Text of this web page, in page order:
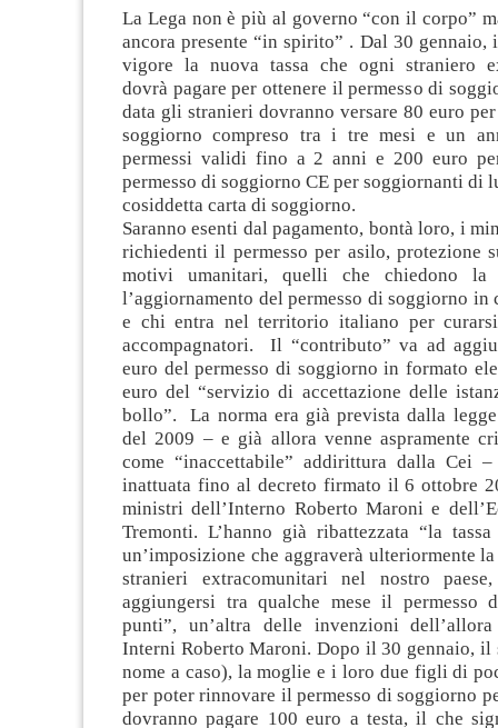
La Lega non è più al governo “con il corpo”
ancora presente “in spirito” . Dal 30 gennaio,
vigore la nuova tassa che ogni straniero
dovrà pagare per ottenere il permesso di
data gli stranieri dovranno versare 80 euro
soggiorno compreso tra i tre mesi e un
permessi validi fino a 2 anni e 200 euro
permesso di soggiorno CE per soggiornanti di
cosiddetta carta di soggiorno.
Saranno esenti dal pagamento, bontà loro, i
richiedenti il permesso per asilo, protezione
motivi umanitari, quelli che chiedono la
l’aggiornamento del permesso di soggiorno
e chi entra nel territorio italiano per
accompagnatori. Il “contributo” va ad
euro del permesso di soggiorno in formato
euro del “servizio di accettazione delle
bollo”. La norma era già prevista dalla
del 2009 – e già allora venne aspramente
come “inaccettabile” addirittura dalla Cei
inattuata fino al decreto firmato il 6 ottobre
ministri dell’Interno Roberto Maroni e
Tremonti. L’hanno già ribattezzata “la
un’imposizione che aggraverà ulteriormente
stranieri extracomunitari nel nostro
aggiungersi tra qualche mese il permesso
punti”, un’altra delle invenzioni
Interni Roberto Maroni. Dopo il 30 gennaio, il
nome a caso), la moglie e i loro due figli di
per poter rinnovare il permesso di soggiorno
dovranno pagare 100 euro a testa, il che